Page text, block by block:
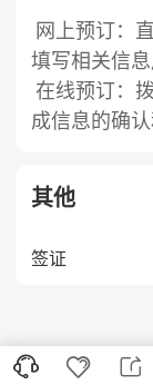
网上预订：
填写相关信息
在线预订：
成信息的确认
其他
签证
  